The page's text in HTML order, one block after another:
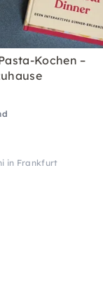
Kochen –
in Frankfurt